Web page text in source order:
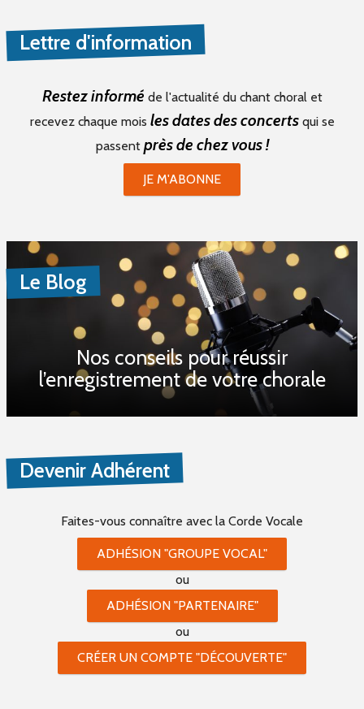
Lettre d'information
Restez informé de l'actualité du chant choral et
recevez chaque mois les dates des concertsqui se
passent près de chez vous !
JE M'ABONNE
Le Blog
Nos conseils pour réussir
l’enregistrement de votre chorale
Devenir Adhérent
Faites-vous connaître avec la Corde Vocale
ADHÉSION "GROUPE VOCAL"
ou
ADHÉSION "PARTENAIRE"
ou
CRÉER UN COMPTE "DÉCOUVERTE"